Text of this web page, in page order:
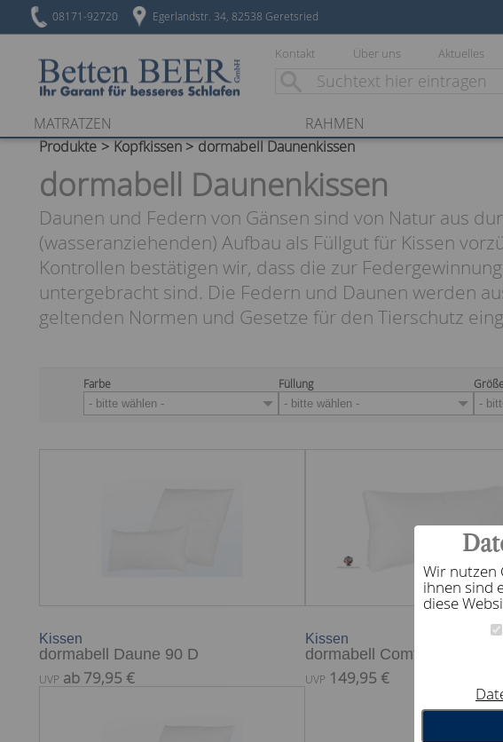
08171-92720 Egerlandstr. 34, 82538 Geretsried
Kontakt Über uns Aktuelles
MATRATZEN RAHMEN
Produkte
Kopfkissen dormabell Daunenkissen
dormabell Daunenkissen
Daunen und Federn von Gänsen sind von Natur aus
(wasseranziehenden) Aufbau als Füllgut für Kissen
Kontrollen bestätigen wir, dass die zur
untergebracht sind. Die Federn und Daunen werden
geltenden Normen und Gesetze für den Tierschutz
Farbe
- bitte wählen -
Füllung
- bitte wählen - -
Kissen
dormabell Daune 90 D
UVP ab 79,95 €
Kissen
dormabell Comfort S6
UVP 149,95 €
Wir nutzen
ihnen sind
diese